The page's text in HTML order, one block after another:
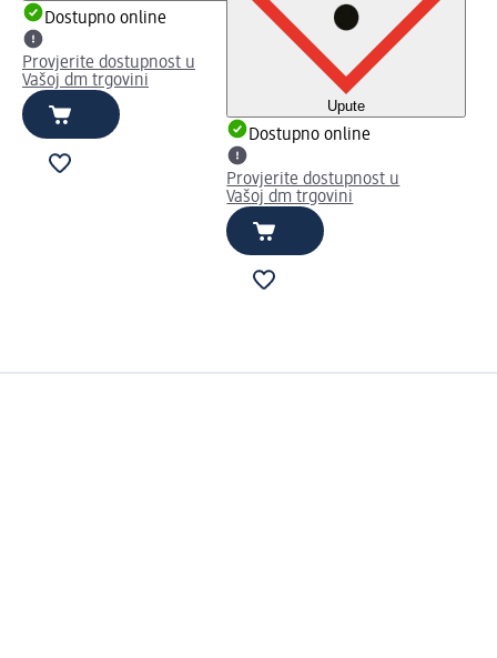
Dostupno online
Provjerite dostupnost u
Vašoj dm trgovini
Upute
Dostupno online
Provjerite dostupnost u
Vašoj dm trgovini